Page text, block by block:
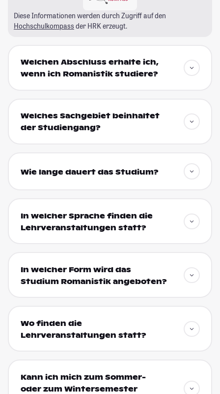
Diese Informationen werden durch Zugriff auf den
Hochschulkompass der HRK erzeugt.
Welchen Abschluss erhalte ich,
wenn ich Romanistik studiere?
Welches Sachgebiet beinhaltet
der Studiengang?
Wie lange dauert das Studium?
In welcher Sprache finden die
Lehrveranstaltungen statt?
In welcher Form wird das
Studium Romanistik angeboten?
Wo finden die
Lehrveranstaltungen statt?
Kann ich mich zum Sommer-
oder zum Wintersemester